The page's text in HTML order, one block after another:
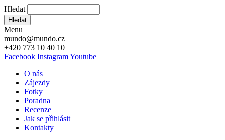
Hledat
Hledat
Menu
mundo@mundo.cz
+420 773 10 40 10
Facebook InstagramYoutube
O nás
Zájezdy
Fotky
Poradna
Recenze
Jak se přihlásit
Kontakty